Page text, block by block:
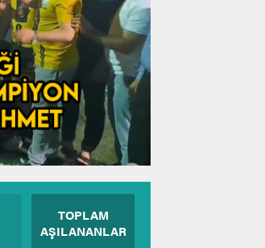
TOPLAM
AŞILANANLAR